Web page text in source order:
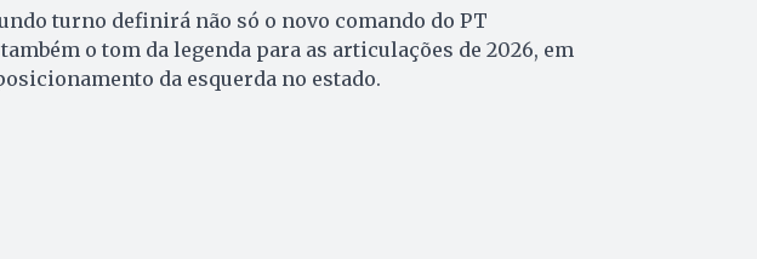
turno definirá não só o novo comando do PT
o tom da legenda para as articulações de 2026, em
da esquerda no estado.